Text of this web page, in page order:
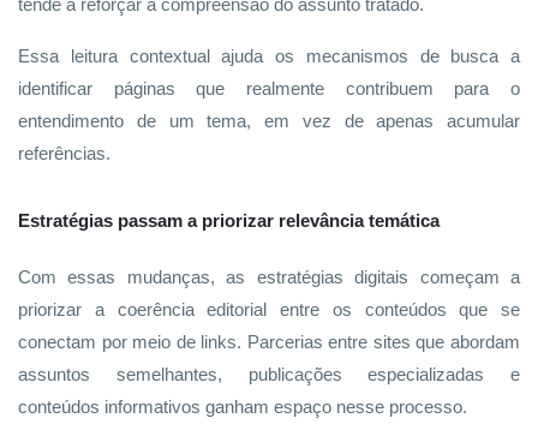
tende a reforçar a compreensão do assunto tratado.
Essa leitura contextual ajuda os mecanismos de busca a
identificar páginas que realmente contribuem para o
entendimento de um tema, em vez de apenas acumular
referências.
Estratégias passam a priorizar relevância temática
Com essas mudanças, as estratégias digitais começam a
priorizar a coerência editorial entre os conteúdos que se
conectam por meio de links. Parcerias entre sites que abordam
assuntos semelhantes, publicações especializadas e
conteúdos informativos ganham espaço nesse processo.